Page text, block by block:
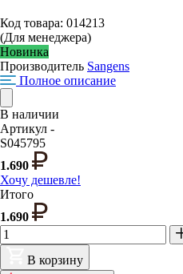
Код товара: 014213
(Для менеджера)
Новинка
Производитель Sangens
Полное описание
В наличии
Артикул -
S045795
1.690
Хочу дешевле!
Итого
1.690
В корзину